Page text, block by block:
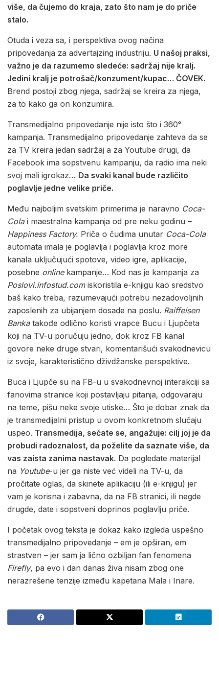
više, da čujemo do kraja, zato što nam je do priče
stalo.
Otuda i veza sa, i perspektiva ovog načina
pripovedanja za advertajzing industriju. U našoj praksi,
važno je da razumemo sledeće: sadržaj nije kralj.
Jedini kralj je potrošač/konzument/kupac… ČOVEK.
Brend postoji zbog njega, sadržaj se kreira za njega,
za to kako ga on konzumira.
Transmedijalno pripovedanje nije isto što i 360°
kampanja. Transmedijalno pripovedanje zahteva da se
za TV kreira jedan sadržaj a za Youtube drugi, da
Facebook ima sopstvenu kampanju, da radio ima neki
svoj mali igrokaz… Da svaki kanal bude različito
poglavlje jedne velike priče.
Među najboljim svetskim primerima je naravno Coca-
Colai maestralna kampanja od pre neku godinu –
Happiness Factory. Priča o čudima unutar Coca-Cola
automata imala je poglavlja i poglavlja kroz more
kanala uključujući spotove, video igre, aplikacije,
posebne online kampanje… Kod nas je kampanja za
Poslovi.infostud.comiskoristila e-knjigu kao sredstvo
baš kako treba, razumevajući potrebu nezadovoljnih
zaposlenih za ubijanjem dosade na poslu. Raiffeisen
Bankatakođe odlično koristi vrapce Bucu i Ljupčeta
koji na TV-u poručuju jedno, dok kroz FB kanal
govore neke druge stvari, komentarišući svakodnevicu
iz svoje, karakteristično dživdžanske perspektive.
Buca i Ljupče su na FB-u u svakodnevnoj interakciji sa
fanovima stranice koji postavljaju pitanja, odgovaraju
na teme, pišu neke svoje utiske… Što je dobar znak da
je transmedijalni pristup u ovom konkretnom slučaju
uspeo. Transmedija, sećate se, angažuje: cilj joj je da
probudi radoznalost, da poželite da saznate više, da
vas zaista zanima nastavak. Da pogledate materijal
na Youtube-u jer ga niste već videli na TV-u, da
pročitate oglas, da skinete aplikaciju (ili e-knjigu) jer
vam je korisna i zabavna, da na FB stranici, ili negde
drugde, date i sopstveni doprinos poglavlju priče.
I početak ovog teksta je dokaz kako izgleda uspešno
transmedijalno pripovedanje – em je opširan, em
strastven – jer sam ja lično ozbiljan fan fenomena
Firefly, pa evo i dan danas živa nisam zbog one
nerazrešene tenzije između kapetana Mala i Inare.